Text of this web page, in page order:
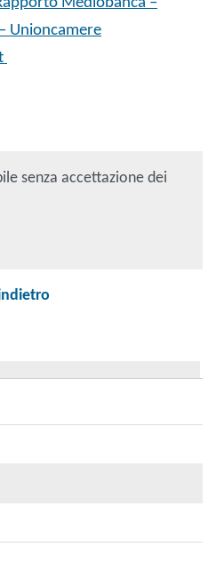
Unioncamere
senza accettazione dei